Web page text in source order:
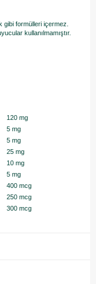
gibi formülleri içermez.
kullanılmamıştır.
120 mg
5 mg
5 mg
25 mg
10 mg
5 mg
400 mcg
250 mcg
300 mcg